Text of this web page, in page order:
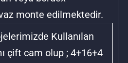
monte edilmektedir.
Kullanılan
çift cam olup ; 4+16+4